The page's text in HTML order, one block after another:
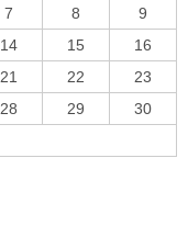
7 8
9
14 15
16
21 22
23
28 29
30